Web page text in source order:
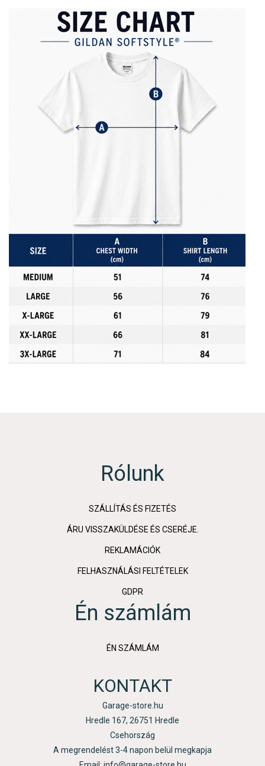
Rólunk
SZÁLLÍTÁS ÉS FIZETÉS
ÁRU VISSZAKÜLDÉSE ÉS CSERÉJE.
REKLAMÁCIÓK
FELHASZNÁLÁSI FELTÉTELEK
GDPR
Én számlám
ÉN SZÁMLÁM
KONTAKT
Garage-store.hu
Hredle 167, 26751 Hredle
Csehország
A megrendelést 3-4 napon belül megkapja